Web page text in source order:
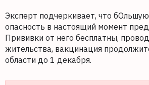
Эксперт подчеркивает, что
опасность в настоящий момент
Прививки от него бесплатны,
жительства, вакцинация
области до 1 декабря.